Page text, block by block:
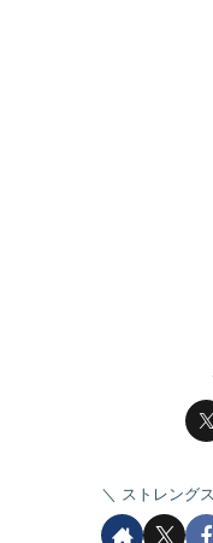
ストレング